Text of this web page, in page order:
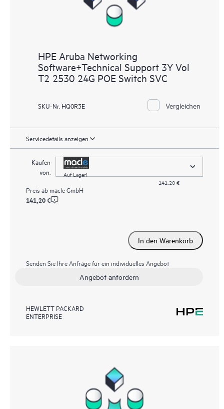
HPE Aruba Networking
Software+Technical Support 3Y Vol
T2 2530 24G POE Switch SVC
SKU-Nr. HQ0R3E Vergleichen
Servicedetails anzeigen
Kaufen
von:
Auf Lager!
141,20 €
Preis ab macle GmbH
141,20 €
In den Warenkorb
Senden Sie Ihre Anfrage für ein individuelles Angebot
Angebot anfordern
HEWLETT PACKARD
ENTERPRISE